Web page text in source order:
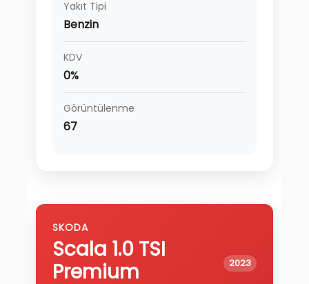
Yakıt Tipi
Benzin
KDV
0%
Görüntülenme
67
SKODA
Scala 1.0 TSI
Premium
2023